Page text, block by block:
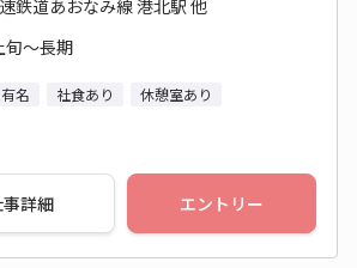
鉄道あおなみ線 港北駅 他
旬～長期
名 社食あり
休憩室あり
事詳細 エントリー